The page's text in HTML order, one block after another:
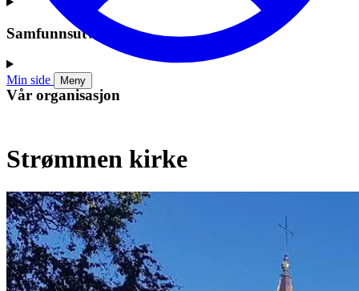
Min side Meny
Samfunnsutvikling
Vår organisasjon
Strømmen kirke